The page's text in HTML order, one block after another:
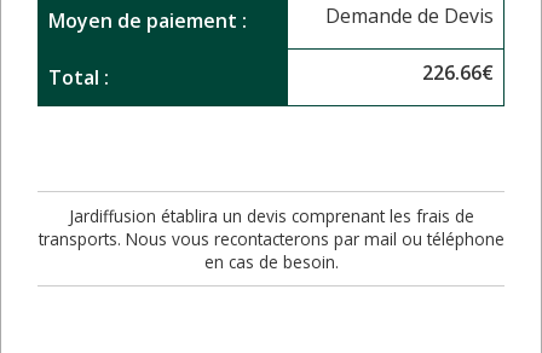
Moyen de paiement : Demande de Devis
Total : 226.66€
Jardiffusion établira un devis comprenant les frais de
transports. Nous vous recontacterons par mail ou téléphone
en cas de besoin.